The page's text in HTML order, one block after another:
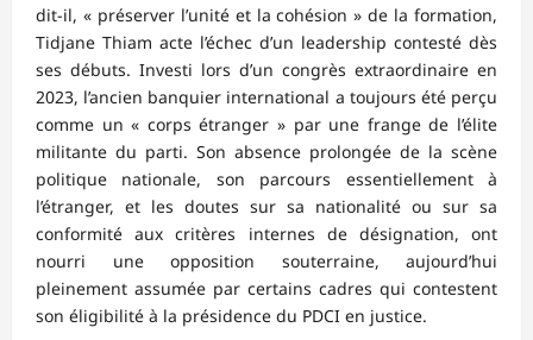
dit-il, « préserver l’unité et la cohésion » de la formation,
Tidjane Thiam acte l’échec d’un leadership contesté dès
ses débuts. Investi lors d’un congrès extraordinaire en
2023, l’ancien banquier international a toujours été perçu
comme un « corps étranger » par une frange de l’élite
militante du parti. Son absence prolongée de la scène
politique nationale, son parcours essentiellement à
l’étranger, et les doutes sur sa nationalité ou sur sa
conformité aux critères internes de désignation, ont
nourri une opposition souterraine, aujourd’hui
pleinement assumée par certains cadres qui contestent
son éligibilité à la présidence du PDCI en justice.